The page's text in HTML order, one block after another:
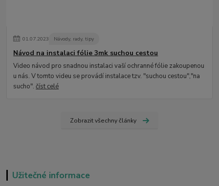
01.07.2023 Návody, rady, tipy
Návod na instalaci fólie 3mk suchou cestou
Video návod pro snadnou instalaci vaší ochranné fólie zakoupenou
u nás. V tomto videu se provádí instalace tzv. "suchou cestou","na
sucho".číst celé
Zobrazit všechny články
Užitečné informace